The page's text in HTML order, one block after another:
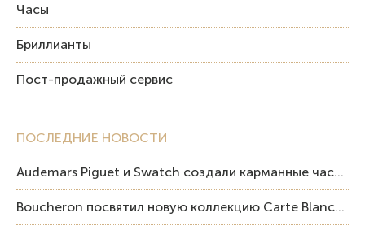
ПОСЛЕДНИЕ НОВОСТИ
Audemars Piguet и Swatch создали карманные часы в эстетике Royal Oak и Pop Art
Boucheron посвятил новую коллекцию Carte Blanche Human Being человеку и силе мастерства
Часы
Бриллианты
Пост-продажный сервис